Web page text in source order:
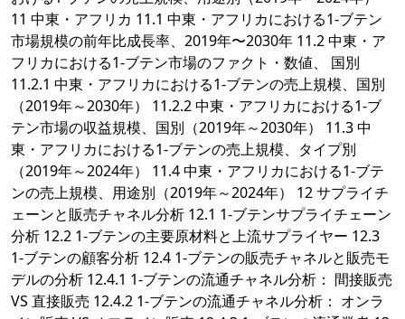
11 中東・アフリカ 11.1 中東・アフリカにおける1-ブテン
市場規模の前年比成長率、2019年〜2030年 11.2 中東・ア
フリカにおける1-ブテン市場のファクト・数値、 国別
11.2.1 中東・アフリカにおける1-ブテンの売上規模、国別
（2019年～2030年） 11.2.2 中東・アフリカにおける1-ブ
テン市場の収益規模、国別（2019年～2030年） 11.3 中
東・アフリカにおける1-ブテンの売上規模、タイプ別
（2019年～2024年） 11.4 中東・アフリカにおける1-ブテ
ンの売上規模、用途別（2019年～2024年） 12 サプライチ
ェーンと販売チャネル分析 12.1 1-ブテンサプライチェーン
分析 12.2 1-ブテンの主要原材料と上流サプライヤー 12.3
1-ブテンの顧客分析 12.4 1-ブテンの販売チャネルと販売モ
デルの分析 12.4.1 1-ブテンの流通チャネル分析： 間接販売
VS 直接販売 12.4.2 1-ブテンの流通チャネル分析： オンラ